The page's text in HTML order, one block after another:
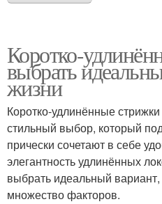
Коротко-
выбрать
жизни
Коротко-удлинённые
стильный выбор, который
прически сочетают в себе
элегантность удлинённых
выбрать идеальный
множество факторов.